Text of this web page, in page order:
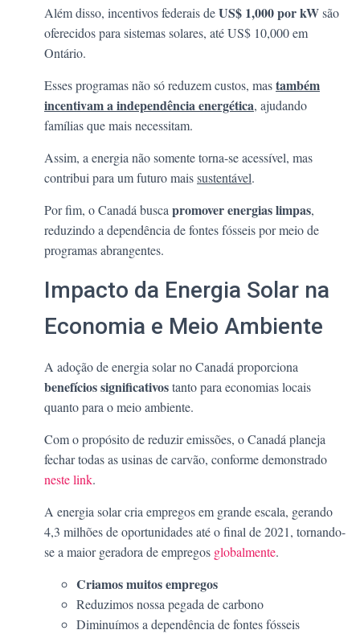
Além disso, incentivos federais deUS$ 1,000 por kWsão
oferecidos para sistemas solares, até US$ 10,000 em
Ontário.
Esses programas não só reduzem custos, mastambém
incentivam a independência energética, ajudando
famílias que mais necessitam.
Assim, a energia não somente torna-se acessível, mas
contribui para um futuro maissustentável.
Por fim, o Canadá busca promover energias limpas,
reduzindo a dependência de fontes fósseis por meio de
programas abrangentes.
Impacto da Energia Solar na
Economia e Meio Ambiente
A adoção de energia solar no Canadá proporciona
benefícios significativostanto para economias locais
quanto para o meio ambiente.
Com o propósito de reduzir emissões, o Canadá planeja
fechar todas as usinas de carvão, conforme demonstrado
neste link.
A energia solar cria empregos em grande escala, gerando
4,3 milhões de oportunidades até o final de 2021, tornando-
se a maior geradora de empregos globalmente.
Criamos muitos empregos
Reduzimos nossa pegada de carbono
Diminuímos a dependência de fontes fósseis